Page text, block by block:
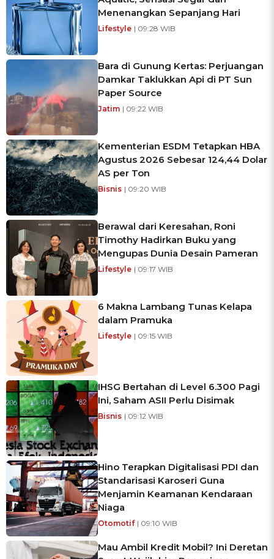
Menenangkan Sepanjang Hari
Lifestyle | 09:28 WIB
Bara di Gunung Kertas: Perjuangan
Damkar Taklukkan Api di PT Sun
Paper Source
Jatim | 09:22 WIB
Kementerian ESDM Tetapkan HBA
Agustus 2026 Sebesar 124,44 Dolar
AS per Ton
Bisnis | 09:20 WIB
Berawal dari Keresahan, Roni
Timothy Hadirkan Buku yang
Mengupas Dunia Desain Pameran
Lifestyle | 09:17 WIB
6 Makna Lambang Tunas Kelapa
dalam Pramuka
Lifestyle | 09:15 WIB
IHSG Bertahan di Level 6.300 Pagi
Ini, Saham ASII Perlu Disimak
Bisnis | 09:12 WIB
Hino Terapkan Digitalisasi PDI dan
Standarisasi Karoseri Guna
Menjamin Keamanan Kendaraan
Niaga
Otomotif | 09:10 WIB
Mau Ambil Kredit Mobil? Ini Deretan